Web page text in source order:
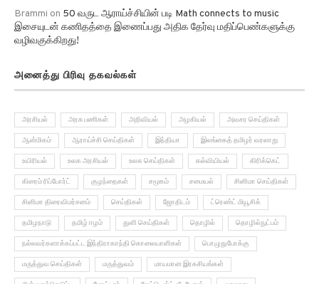
இசையுடன் கணிதத்தை இணைப்பது அதிக தேர்வு மதிப்பெண்களுக்கு
வழிவகுக்கிறது!
ஆன்மிகம் ஆராய்ச்சி செய்திகள் இந்தியா இலங்கைத் தமிழர் வரலாறு
உயிரியல் உலக அரசியல் உலக செய்திகள் கல்வியியல் கிரிக்கெட்
கிரைம் ரிப்போர்ட் குழந்தைகள் சமூகம் சமையல் சினிமா செய்திகள்
சினிமா திரைவிமர்சனம் செய்திகள் ஜோதிடம் ட்ரெண்ட் மியூசிக்
தமிழநாடு தமிழ் ஈழம் துளி செய்திகள் தொழில் தொழில்நுட்பம்
நல்லவர்களாக்கப்பட்ட இந்திராகாந்தி கொலையாளிகள் பொழுதுபோக்கு
மருத்துவ செய்திகள் மருத்துவம் மாயமான இரகசியங்கள்
மின் வாக்கெடுப்பு மோட்டார் லேட்டெஸ்ட் வீடியோஸ்